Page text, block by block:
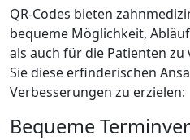
QR-Codes bieten
bequeme Möglichkeit,
als auch für die Patienten zu
Sie diese erfinderischen
Verbesserungen zu erzielen:
Bequeme